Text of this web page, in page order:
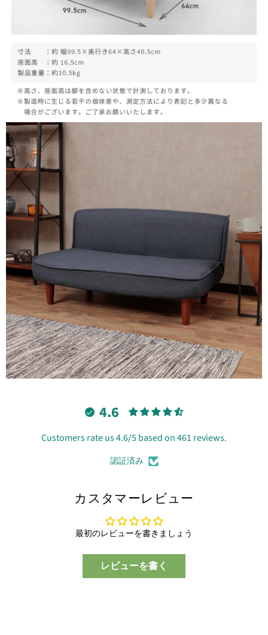
4.6
Customers rate us 4.6/5 based on 461 reviews.
認証済み
カスタマーレビュー
最初のレビューを書きましょう
レビューを書く